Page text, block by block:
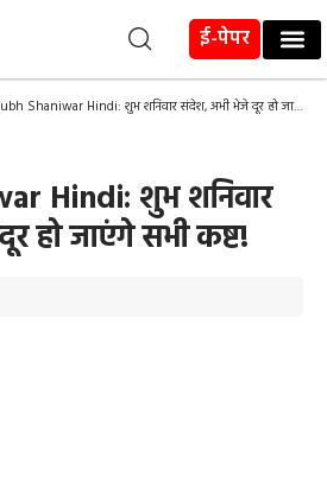
ई-पेपर
Shaniwar Hindi: शुभ शनिवार संदेश, अभी भेजे दूर हो जाएंगे सभी कष्ट!
Hindi: शुभ शनिवार
हो जाएंगे सभी कष्ट!